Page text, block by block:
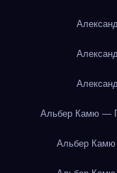
Альбер Камю —
Альбер